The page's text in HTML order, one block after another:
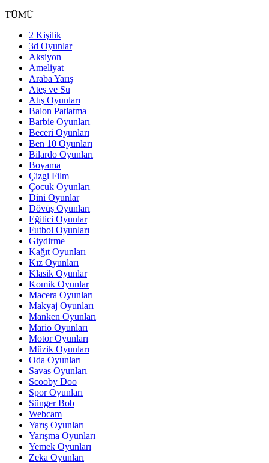
TÜMÜ
2 Kişilik
3d Oyunlar
Aksiyon
Ameliyat
Araba Yarış
Ateş ve Su
Atış Oyunları
Balon Patlatma
Barbie Oyunları
Beceri Oyunları
Ben 10 Oyunları
Bilardo Oyunları
Boyama
Çizgi Film
Çocuk Oyunları
Dini Oyunlar
Dövüş Oyunları
Eğitici Oyunlar
Futbol Oyunları
Giydirme
Kağıt Oyunları
Kız Oyunları
Klasik Oyunlar
Komik Oyunlar
Macera Oyunları
Makyaj Oyunları
Manken Oyunları
Mario Oyunları
Motor Oyunları
Müzik Oyunları
Oda Oyunları
Savas Oyunları
Scooby Doo
Spor Oyunları
Sünger Bob
Webcam
Yarış Oyunları
Yarışma Oyunları
Yemek Oyunları
Zeka Oyunları